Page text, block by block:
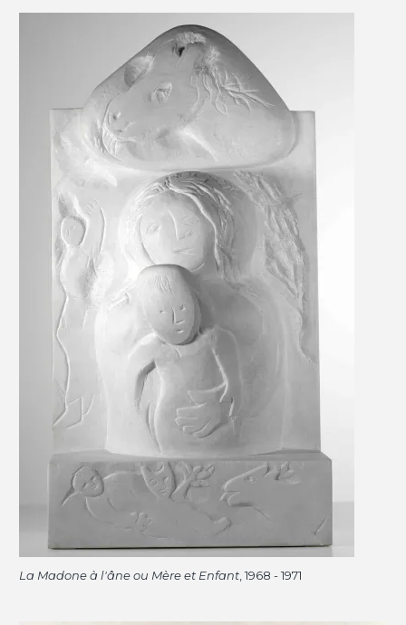
La Madone à l'âne ou Mère et Enfant , 1968 - 1971